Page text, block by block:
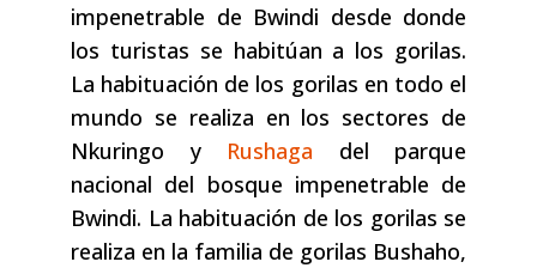
impenetrable de Bwindi desde donde
los turistas se habitúan a los gorilas.
La habituación de los gorilas en todo el
mundo se realiza en los sectores de
Nkuringo y Rushaga del parque
nacional del bosque impenetrable de
Bwindi. La habituación de los gorilas se
realiza en la familia de gorilas Bushaho,